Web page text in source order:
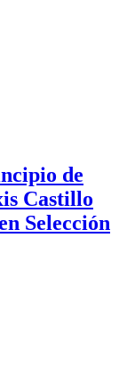
de
Castillo
Selección